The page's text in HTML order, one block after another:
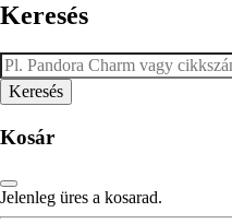
Keresés
Kosár
Jelenleg üres a kosarad.